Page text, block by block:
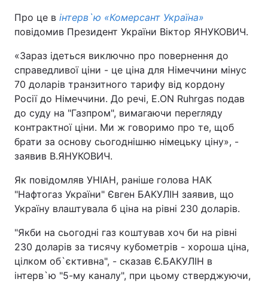
Про це в інтерв`ю «Комерсант Україна»
повідомив Президент України Віктор ЯНУКОВИЧ.
«Зараз ідеться виключно про повернення до
справедливої ціни - це ціна для Німеччини мінус
70 доларів транзитного тарифу від кордону
Росії до Німеччини. До речі, E.ON Ruhrgas подав
до суду на "Газпром", вимагаючи перегляду
контрактної ціни. Ми ж говоримо про те, щоб
брати за основу сьогоднішню німецьку ціну», -
заявив В.ЯНУКОВИЧ.
Як повідомляв УНІАН, раніше голова НАК
"Нафтогаз України" Євген БАКУЛІН заявив, що
Україну влаштувала б ціна на рівні 230 доларів.
"Якби на сьогодні газ коштував хоч би на рівні
230 доларів за тисячу кубометрів - хороша ціна,
цілком об`єктивна", - сказав Є.БАКУЛІН в
інтерв`ю "5-му каналу", при цьому стверджуючи,